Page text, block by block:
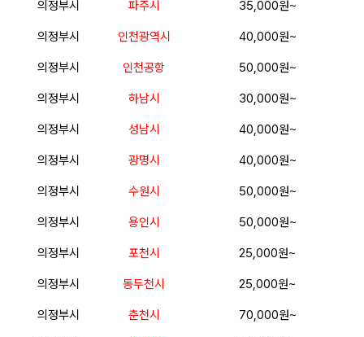
의정부시 파주시 35,000원~
의정부시 인천광역시 40,000원~
의정부시 인천공항 50,000원~
의정부시 하남시 30,000원~
의정부시 성남시 40,000원~
의정부시 광명시 40,000원~
의정부시 수원시 50,000원~
의정부시 용인시 50,000원~
의정부시 포천시 25,000원~
의정부시 동두천시 25,000원~
의정부시 춘천시 70,000원~